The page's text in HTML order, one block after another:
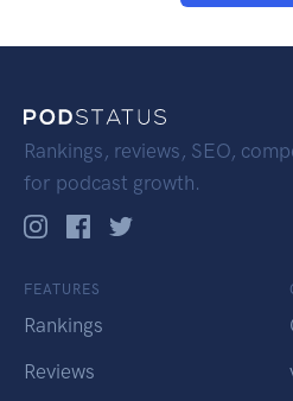
Rankings, reviews, SEO,
for podcast growth.
FEATURES
Rankings
Reviews